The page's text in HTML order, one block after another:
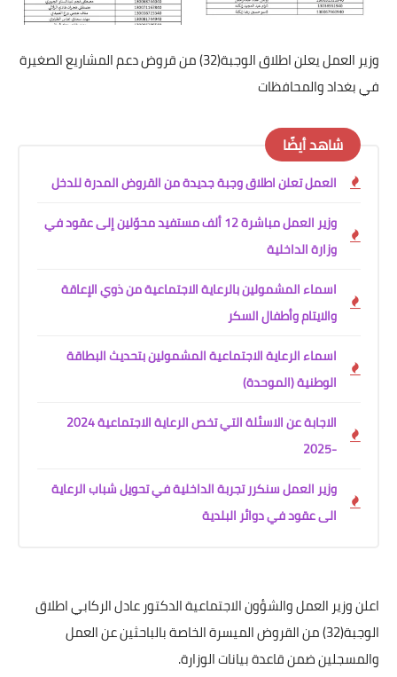
وزير العمل يعلن اطلاق الوجبة(32) من قروض دعم المشاريع الصغيرة
في بغداد والمحافظات
شاهد أيضًا
العمل تعلن اطلاق وجبة جديدة من القروض المدرة للدخل
وزير العمل مباشرة 12 ألف مستفيد محوّلين إلى عقود في
وزارة الداخلية
اسماء المشمولين بالرعاية الاجتماعية من ذوي الإعاقة
والايتام وأطفال السكر
اسماء الرعاية الاجتماعية المشمولين بتحديث البطاقة
الوطنية (الموحدة)
الاجابة عن الاسئلة التي تخص الرعاية الاجتماعية 2024
-2025
وزير العمل سنكرر تجربة الداخلية في تحويل شباب الرعاية
الى عقود في دوائر البلدية
اعلن وزير العمل والشؤون الاجتماعية الدكتور عادل الركابي اطلاق
الوجبة(32) من القروض الميسرة الخاصة بالباحثين عن العمل
والمسجلين ضمن قاعدة بيانات الوزارة.